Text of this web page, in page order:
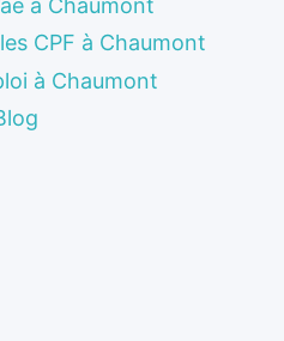
CPF à Chaumont
à Chaumont